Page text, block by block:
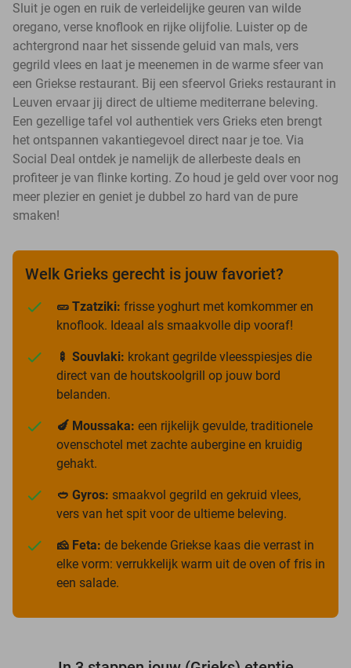
Sluit je ogen en ruik de verleidelijke geuren van wilde
oregano, verse knoflook en rijke olijfolie. Luister op de
achtergrond naar het sissende geluid van mals, vers
gegrild vlees en laat je meenemen in de warme sfeer van
een Griekse restaurant. Bij een sfeervol Grieks restaurant in
Leuven ervaar jij direct de ultieme mediterrane beleving.
Een gezellige tafel vol authentiek vers Grieks eten brengt
het ontspannen vakantiegevoel direct naar je toe. Via
Social Deal ontdek je namelijk de allerbeste deals en
profiteer je van flinke korting. Zo houd je geld over voor nog
meer plezier en geniet je dubbel zo hard van de pure
smaken!
Welk Grieks gerecht is jouw favoriet?
🥒 Tzatziki: frisse yoghurt met komkommer en
knoflook. Ideaal als smaakvolle dip vooraf!
🍢 Souvlaki: krokant gegrilde vleesspiesjes die
direct van de houtskoolgrill op jouw bord
belanden.
🍆 Moussaka: een rijkelijk gevulde, traditionele
ovenschotel met zachte aubergine en kruidig
gehakt.
🥙 Gyros: smaakvol gegrild en gekruid vlees,
vers van het spit voor de ultieme beleving.
🧀 Feta: de bekende Griekse kaas die verrast in
elke vorm: verrukkelijk warm uit de oven of fris in
een salade.